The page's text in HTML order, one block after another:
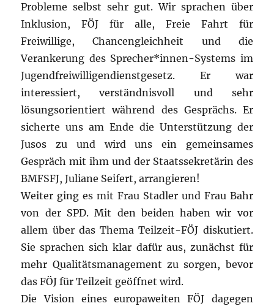
Probleme selbst sehr gut. Wir sprachen über
Inklusion, FÖJ für alle, Freie Fahrt für
Freiwillige, Chancengleichheit und die
Verankerung des Sprecher*innen-Systems im
Jugendfreiwilligendienstgesetz. Er war
interessiert, verständnisvoll und sehr
lösungsorientiert während des Gesprächs. Er
sicherte uns am Ende die Unterstützung der
Jusos zu und wird uns ein gemeinsames
Gespräch mit ihm und der Staatssekretärin des
BMFSFJ, Juliane Seifert, arrangieren!
Weiter ging es mit Frau Stadler und Frau Bahr
von der SPD. Mit den beiden haben wir vor
allem über das Thema Teilzeit-FÖJ diskutiert.
Sie sprachen sich klar dafür aus, zunächst für
mehr Qualitätsmanagement zu sorgen, bevor
das FÖJ für Teilzeit geöffnet wird.
Die Vision eines europaweiten FÖJ dagegen